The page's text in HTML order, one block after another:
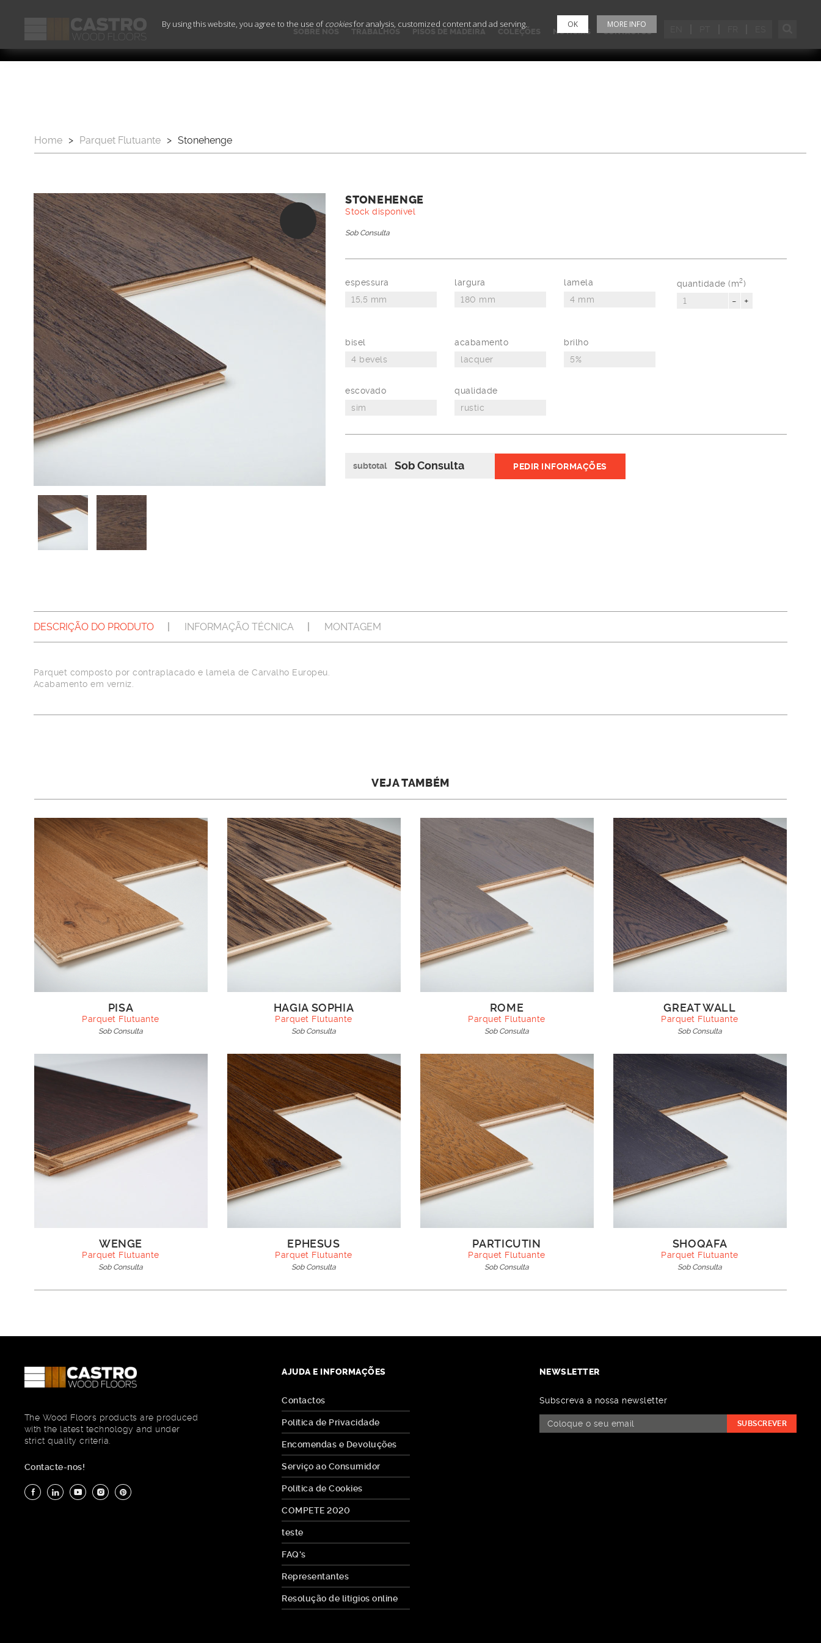
SOBRE NÓS TRABALHOS PISOS DE MADEIRA COLEÇÕES NOTÍCIAS CONTACTOS
Home > Parquet Flutuante > Stonehenge
STONEHENGE
Stock disponível
Sob Consulta
espessura largura lamela
bisel acabamento brilho
escovado qualidade
quantidade (m2)
- +
subtotal Sob Consulta PEDIR INFORMAÇÕES
DESCRIÇÃO DO PRODUTO INFORMAÇÃO TÉCNICA MONTAGEM
Parquet composto por contraplacado e lamela de Carvalho Europeu.
Acabamento em verniz.
VEJA TAMBÉM
PISA
Parquet Flutuante
Sob Consulta
HAGIA SOPHIA
Parquet Flutuante
Sob Consulta
ROME
Parquet Flutuante
Sob Consulta
GREAT WALL
Parquet Flutuante
Sob Consulta
WENGE
Parquet Flutuante
Sob Consulta
EPHESUS
Parquet Flutuante
Sob Consulta
PARTICUTIN
Parquet Flutuante
Sob Consulta
SHOQAFA
Parquet Flutuante
Sob Consulta
The Wood Floors products are produced
with the latest technology and under
strict quality criteria.
Contacte-nos!
AJUDA E INFORMAÇÕES
Contactos
Política de Privacidade
Encomendas e Devoluções
Serviço ao Consumidor
Política de Cookies
COMPETE 2020
teste
FAQ's
Representantes
Resolução de litígios online
NEWSLETTER
Subscreva a nossa newsletter
SUBSCREVER
By using this website, you agree to the use ofcookiesfor analysis, customized content and ad serving. OK MORE INFO